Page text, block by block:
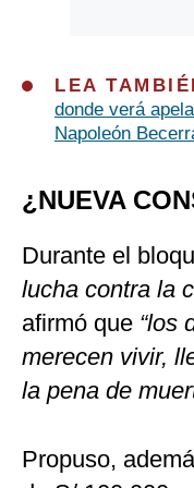
LEA
donde verá
Napoleón
¿NUEVA
Durante el
lucha contra la
afirmó que “los
merecen vivir,
la pena de
Propuso,